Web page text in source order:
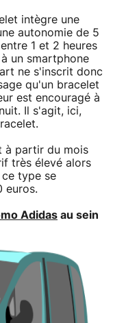
intègre une
autonomie de 5
1 et 2 heures
un smartphone
ne s'inscrit donc
qu'un bracelet
est encouragé à
Il s'agit, ici,
à partir du mois
très élevé alors
type se
euros.
Adidas au sein